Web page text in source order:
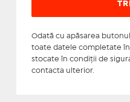
Odată cu apăsarea
toate datele completate în
stocate în condiţii de
contacta ulterior.